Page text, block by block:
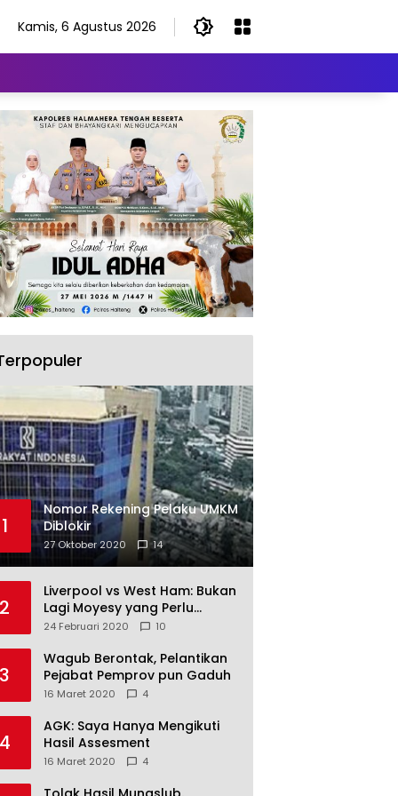
Kamis, 6 Agustus 2026
1
Nomor Rekening Pelaku UMKM
Diblokir
27 Oktober 2020 14
2
Liverpool vs West Ham: Bukan
Lagi Moyesy yang Perlu
Ditakuti
24 Februari 2020 10
3
Wagub Berontak, Pelantikan
Pejabat Pemprov pun Gaduh
16 Maret 2020 4
4
AGK: Saya Hanya Mengikuti
Hasil Assesment
16 Maret 2020 4